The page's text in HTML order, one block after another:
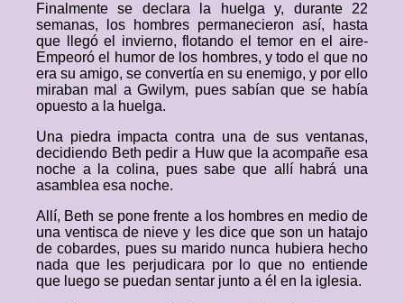
Finalmente se declara la huelga y, durante 22
semanas, los hombres permanecieron así, hasta
que llegó el invierno, flotando el temor en el aire-
Empeoró el humor de los hombres, y todo el que no
era su amigo, se convertía en su enemigo, y por ello
miraban mal a Gwilym, pues sabían que se había
opuesto a la huelga.
Una piedra impacta contra una de sus ventanas,
decidiendo Beth pedir a Huw que la acompañe esa
noche a la colina, pues sabe que allí habrá una
asamblea esa noche.
Allí, Beth se pone frente a los hombres en medio de
una ventisca de nieve y les dice que son un hatajo
de cobardes, pues su marido nunca hubiera hecho
nada que les perjudicara por lo que no entiende
que luego se puedan sentar junto a él en la iglesia.